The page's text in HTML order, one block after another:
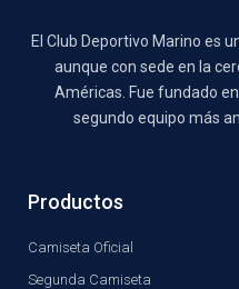
El Club Deportivo Marino es
aunque con sede en la
Américas. Fue fundado
segundo equipo más
Productos
Camiseta Oficial
Segunda Camiseta